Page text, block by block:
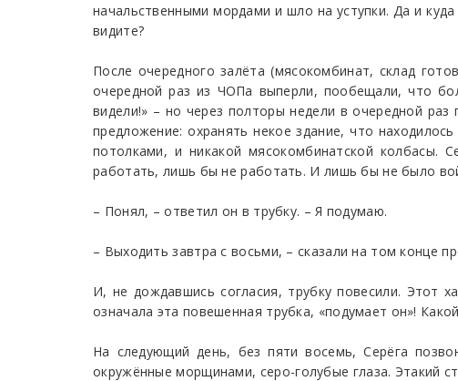
начальственными мордами и шло на уступки. Да и
видите?
После очередного залёта (мясокомбинат, склад
очередной раз из ЧОПа выперли, пообещали, что
видели!» – но через полторы недели в очередной
предложение: охранять некое здание, что
потолками, и никакой мясокомбинатской
работать, лишь бы не работать. И лишь бы не было
– Понял, – ответил он в трубку. – Я подумаю.
– Выходить завтра с восьми, – сказали на том конце
И, не дождавшись согласия, трубку повесили. Этот
означала эта повешенная трубка, «подумает он»!
На следующий день, без пяти восемь, Серёга
окружённые морщинами, серо-голубые глаза. Этакий